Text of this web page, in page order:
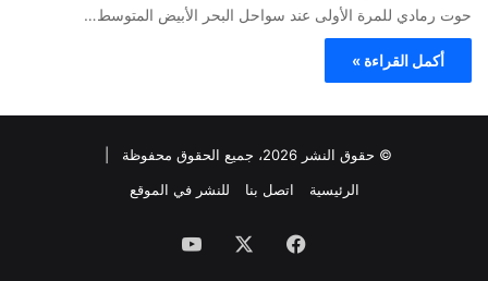
حوت رمادي للمرة الأولى عند سواحل البحر الأبيض المتوسط…
أكمل القراءة »
© حقوق النشر 2026، جميع الحقوق محفوظة |
الرئيسية
اتصل بنا للنشر في الموقع
فيسبوك